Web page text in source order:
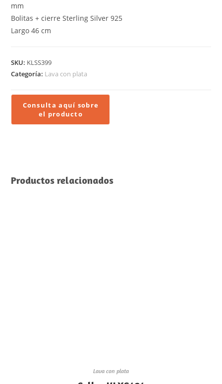
mm
Bolitas + cierre Sterling Silver 925
Largo 46 cm
SKU: KLSS399
Categoría: Lava con plata
Productos relacionados
Lava con plata